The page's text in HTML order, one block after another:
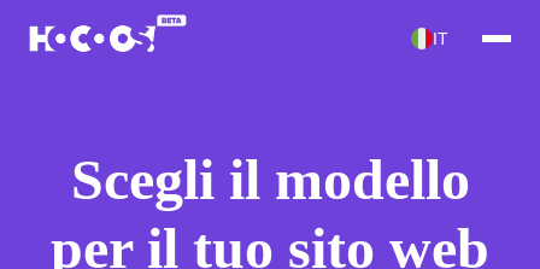
IT
Scegli il modello
per il tuo sito web